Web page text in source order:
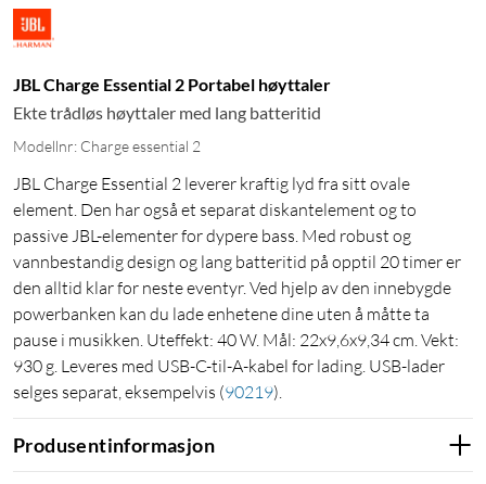
JBL Charge Essential 2 Portabel høyttaler
Ekte trådløs høyttaler med lang batteritid
Modellnr: Charge essential 2
JBL Charge Essential 2 leverer kraftig lyd fra sitt ovale
element. Den har også et separat diskantelement og to
passive JBL-elementer for dypere bass. Med robust og
vannbestandig design og lang batteritid på opptil 20 timer er
den alltid klar for neste eventyr. Ved hjelp av den innebygde
powerbanken kan du lade enhetene dine uten å måtte ta
pause i musikken. Uteffekt: 40 W. Mål: 22x9,6x9,34 cm. Vekt:
930 g. Leveres med USB-C-til-A-kabel for lading. USB-lader
selges separat, eksempelvis (90219).
Produsentinformasjon